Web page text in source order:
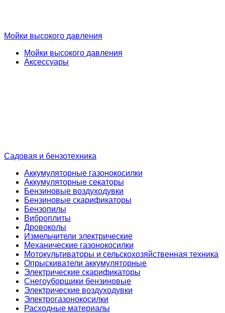
Мойки высокого давления
Мойки высокого давления
Аксессуары
Садовая и бензотехника
Аккумуляторные газонокосилки
Аккумуляторные секаторы
Бензиновые воздуходувки
Бензиновые скарификаторы
Бензопилы
Виброплиты
Дровоколы
Измельчители электрические
Механические газонокосилки
Мотокультиваторы и сельскохозяйственная техника
Опрыскиватели аккумуляторные
Электрические скарификаторы
Снегоуборщики бензиновые
Электрические воздуходувки
Электрогазонокосилки
Расходные материалы